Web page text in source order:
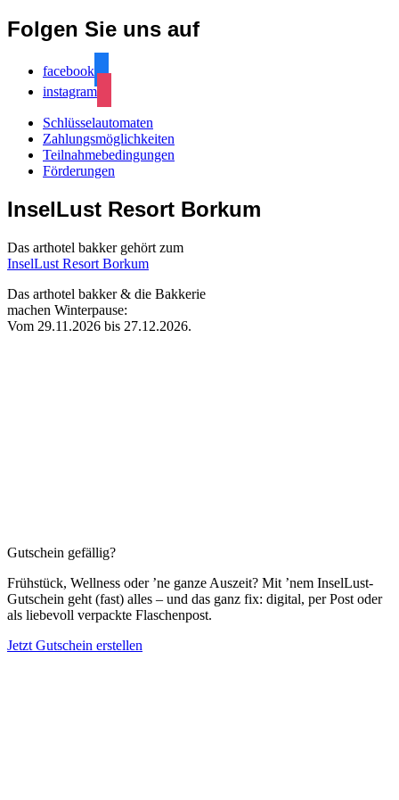
Folgen Sie uns auf
facebook
instagram
Schlüsselautomaten
Zahlungsmöglichkeiten
Teilnahmebedingungen
Förderungen
InselLust Resort Borkum
Das arthotel bakker gehört zum
InselLust Resort Borkum
Das arthotel bakker & die Bakkerie
machen Winterpause:
Vom 29.11.2026 bis 27.12.2026.
Gutschein gefällig?
Frühstück, Wellness oder ’ne ganze Auszeit? Mit ’nem InselLust-
Gutschein geht (fast) alles – und das ganz fix: digital, per Post oder
als liebevoll verpackte Flaschenpost.
Jetzt Gutschein erstellen